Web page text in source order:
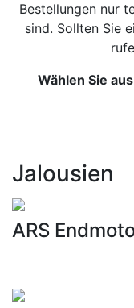
Bestellungen nur
sind. Sollten Sie
Wählen Sie
Jalousien
ARS